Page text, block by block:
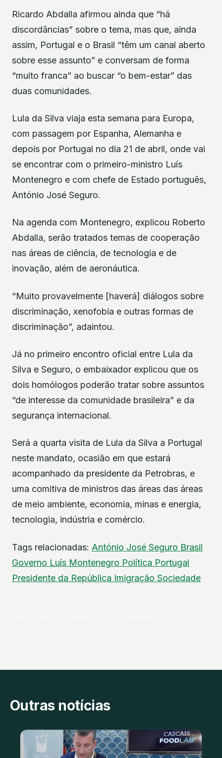
Ricardo Abdalla afirmou ainda que “há
discordâncias” sobre o tema, mas que, ainda
assim, Portugal e o Brasil “têm um canal aberto
sobre esse assunto” e conversam de forma
“muito franca” ao buscar “o bem-estar” das
duas comunidades.
Lula da Silva viaja esta semana para Europa,
com passagem por Espanha, Alemanha e
depois por Portugal no dia 21 de abril, onde vai
se encontrar com o primeiro-ministro Luís
Montenegro e com chefe de Estado português,
António José Seguro.
Na agenda com Montenegro, explicou Roberto
Abdalla, serão tratados temas de cooperação
nas áreas de ciência, de tecnologia e de
inovação, além de aeronáutica.
“Muito provavelmente [haverá] diálogos sobre
discriminação, xenofobia e outras formas de
discriminação”, adaintou.
Já no primeiro encontro oficial entre Lula da
Silva e Seguro, o embaixador explicou que os
dois homólogos poderão tratar sobre assuntos
“de interesse da comunidade brasileira” e da
segurança internacional.
Será a quarta visita de Lula da Silva a Portugal
neste mandato, ocasião em que estará
acompanhado da presidente da Petrobras, e
uma comitiva de ministros das áreas das áreas
de meio ambiente, economia, minas e energia,
tecnologia, indústria e comércio.
Tags relacionadas: António José Seguro Brasil
Governo Luís Montenegro Política Portugal
Presidente da República Imigração Sociedade
Outras notícias